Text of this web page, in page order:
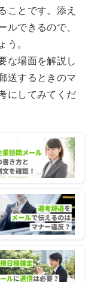
ことです。添え
ルできるので、
う。
な場面を解説し
送するときのマ
にしてみてくだ